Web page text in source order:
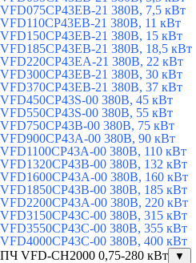
VFD075CP43EB-21 380В, 7,5 кВт
VFD110CP43EB-21 380В, 11 кВт
VFD150CP43EB-21 380В, 15 кВт
VFD185CP43EB-21 380В, 18,5 кВт
VFD220CP43EA-21 380В, 22 кВт
VFD300CP43EB-21 380В, 30 кВт
VFD370CP43EB-21 380В, 37 кВт
VFD450CP43S-00 380В, 45 кВт
VFD550CP43S-00 380В, 55 кВт
VFD750CP43B-00 380В, 75 кВт
VFD900CP43A-00 380В, 90 кВт
VFD1100CP43A-00 380В, 110 кВт
VFD1320CP43B-00 380В, 132 кВт
VFD1600CP43A-00 380В, 160 кВт
VFD1850CP43B-00 380В, 185 кВт
VFD2200CP43A-00 380В, 220 кВт
VFD3150CP43C-00 380В, 315 кВт
VFD3550CP43C-00 380В, 355 кВт
VFD4000CP43C-00 380В, 400 кВт
ПЧ VFD-CH2000 0,75-280 кВт
▼